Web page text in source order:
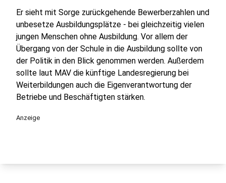
Er sieht mit Sorge zurückgehende Bewerberzahlen und
unbesetze Ausbildungsplätze - bei gleichzeitig vielen
jungen Menschen ohne Ausbildung. Vor allem der
Übergang von der Schule in die Ausbildung sollte von
der Politik in den Blick genommen werden. Außerdem
sollte laut MAV die künftige Landesregierung bei
Weiterbildungen auch die Eigenverantwortung der
Betriebe und Beschäftigten stärken.
Anzeige